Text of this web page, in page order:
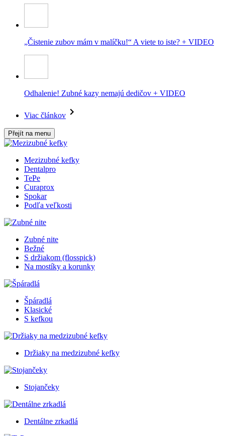
„Čistenie zubov mám v malíčku!“ A viete to iste? + VIDEO
Odhalenie! Zubné kazy nemajú dedičov + VIDEO
Viac článkov
Přejít na menu
Mezizubné kefky
Dentalpro
TePe
Curaprox
Spokar
Podľa veľkosti
Zubné nite
Bežné
S držiakom (flosspick)
Na mostíky a korunky
Špáradlá
Klasické
S kefkou
Držiaky na medzizubné kefky
Stojančeky
Dentálne zrkadlá